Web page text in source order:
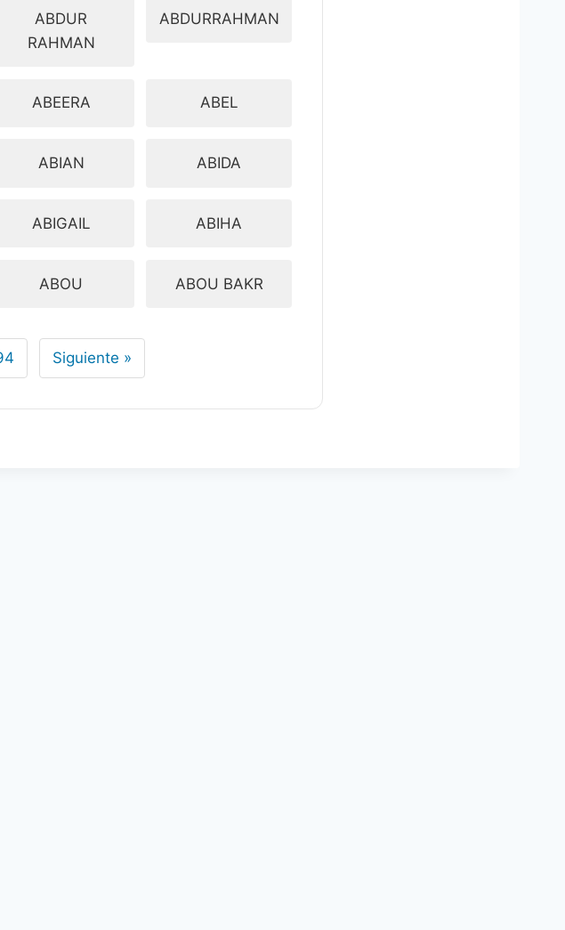
ABDUR
RAHMAN
ABDURRAHMAN
ABEERA ABEL
ABIAN ABIDA
ABIGAIL ABIHA
ABOU ABOU BAKR
Siguiente »